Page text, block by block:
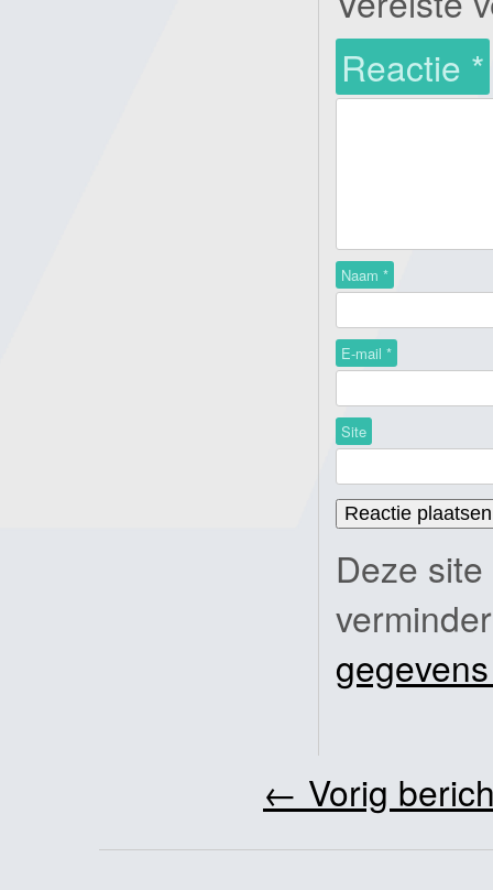
Reactie *
Naam *
E-mail *
Site
Deze
← Vorig